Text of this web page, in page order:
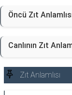
Öncü Zıt
Canlının Zıt
Zıt Anlamlısı